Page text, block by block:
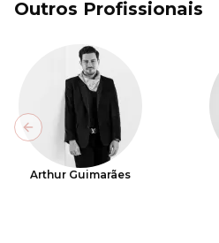
Outros Profissionais
Arthur Guimarães
Previous slide